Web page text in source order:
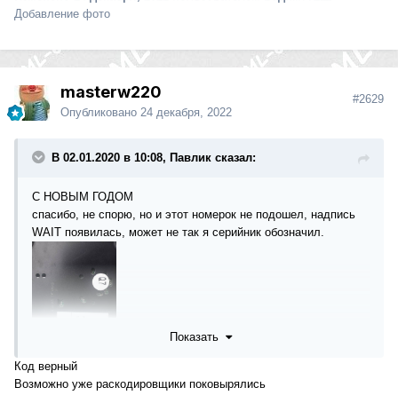
Добавление фото
masterw220
Опубликовано 24 декабря, 2022
#2629
В 02.01.2020 в 10:08, Павлик сказал:
С НОВЫМ ГОДОМ
спасибо, не спорю, но и этот номерок не подошел, надпись
WAIT появилась, может не так я серийник обозначил.
Показать
Код верный
Возможно уже раскодировщики поковырялись